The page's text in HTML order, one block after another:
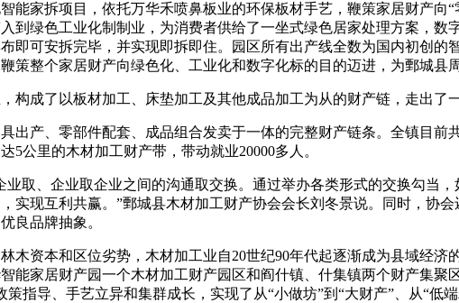
家拆项目，依托万华禾喷鼻板业的环保板材手艺，鞭策家居财产向
到绿色工业化制制业，为消费者供给了一坐式绿色居家处理方案，
即可安拆完毕，并实现即拆即住。园区所有出产线全数为国内初创的
策整个家居财产向绿色化、工业化和数字化标的目的迈进，为鄄城县
成了以板材加工、床垫加工及其他成品加工为从的财产链，走出了一
产、零部件配套、成品组合发卖于一体的完整财产链条。全镇目前
5公里的木材加工财产带，带动就业20000多人。
、企业取企业之间的沟通取交换。通过举办各类形式的交换勾当
实现互利共赢。”鄄城县木材加工财产协会会长刘冬景说。同时，协
良品牌抽象。
资本和区位劣势，木材加工业自20世纪90年代起逐渐成为县域经济
能家居财产园一个木材加工财产园区和阎什镇、什集镇两个财产集聚
指导、手艺立异和集群成长，实现了从“小做坊”到“大财产”、从“低端